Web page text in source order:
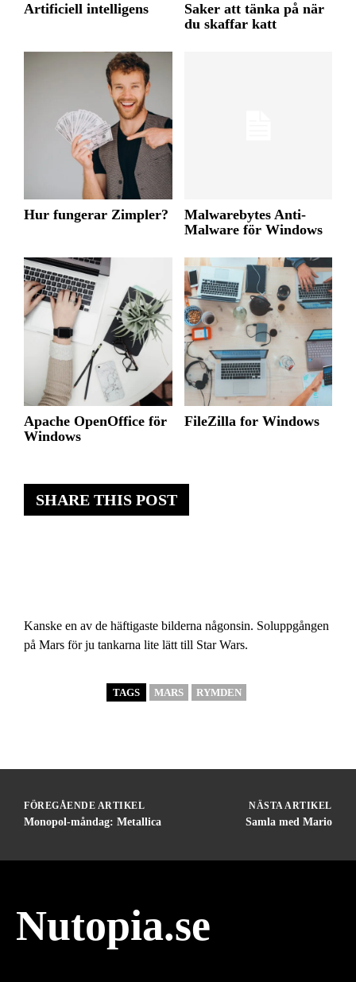
SHARE THIS POST
Kanske en av de häftigaste bilderna någonsin. Soluppgången
på Mars för ju tankarna lite lätt till Star Wars.
TAGS MARS RYMDEN
Artificiell intelligens
Saker att tänka på när
du skaffar katt
Hur fungerar Zimpler?
Malwarebytes Anti-
Malware för Windows
Apache OpenOffice för
Windows
FileZilla for Windows
FÖREGÅENDE ARTIKEL
Monopol-måndag: Metallica
NÄSTA ARTIKEL
Samla med Mario
Nutopia.se